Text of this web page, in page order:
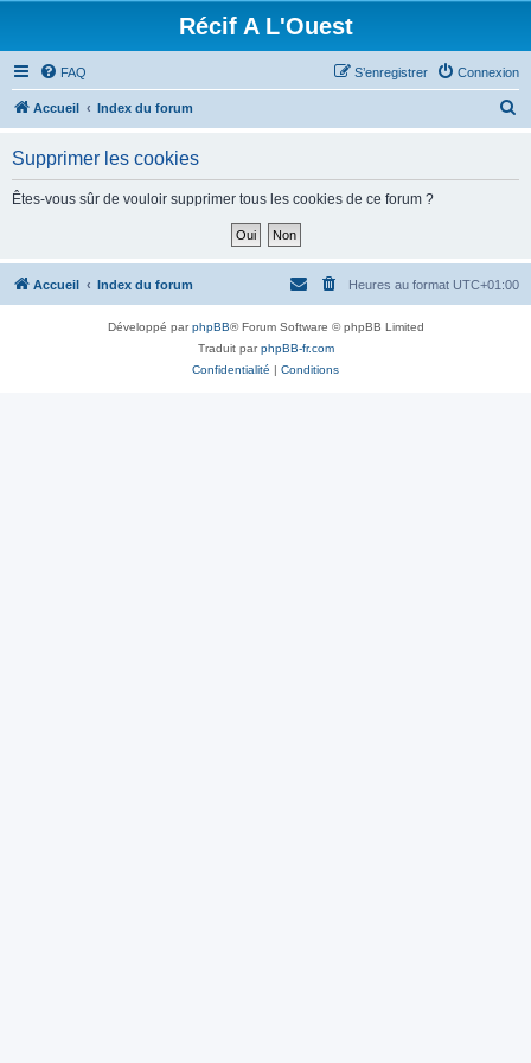
Récif A L'Ouest
FAQ Connexion
S’enregistrer
Accueil Index du forum
h
Supprimer les cookies
Êtes-vous sûr de vouloir supprimer tous les cookies de ce forum ?
Accueil Index du forum Heures au format UTC+01:00
Développé parphpBB® Forum Software © phpBB Limited
Traduit parphpBB-fr.com
Confidentialité | Conditions